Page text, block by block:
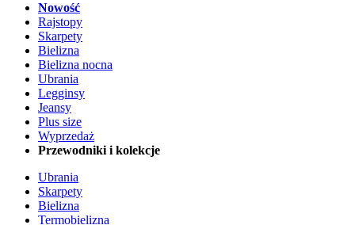
Nowość
Rajstopy
Skarpety
Bielizna
Bielizna nocna
Ubrania
Legginsy
Jeansy
Plus size
Wyprzedaż
Przewodniki i kolekcje
Ubrania
Skarpety
Bielizna
Termobielizna